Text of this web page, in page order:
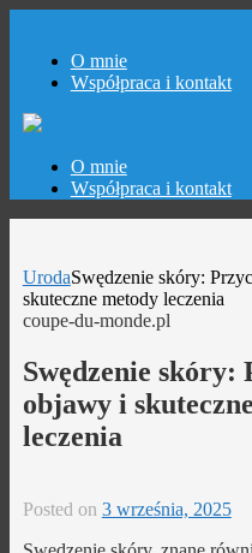
O mnie
Współpraca i kontakt
Skip
O mnie
Współpraca i kontakt
UrodaSwędzenie skóry:
skuteczne metody leczenia
coupe-du-monde.pl
Swędzenie skóry:
objawy i
leczenia
Posted on 3 września, 2025